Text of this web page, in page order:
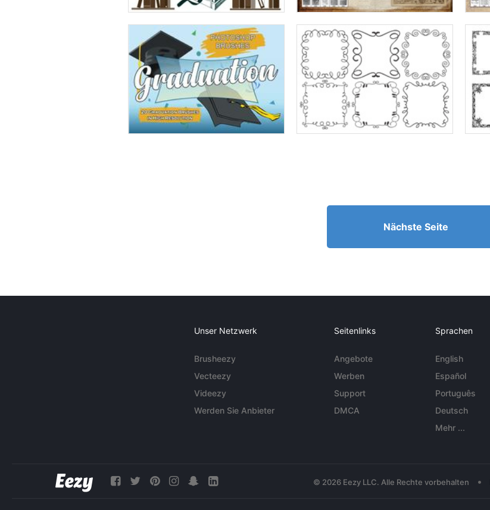
Nächste Seite
Unser Netzwerk
Brusheezy
Vecteezy
Videezy
Werden Sie Anbieter
Seitenlinks
Angebote
Werben
Support
DMCA
Sprachen
English
Español
Português
Deutsch
Mehr ...
© 2026 Eezy LLC. Alle Rechte vorbehalten •